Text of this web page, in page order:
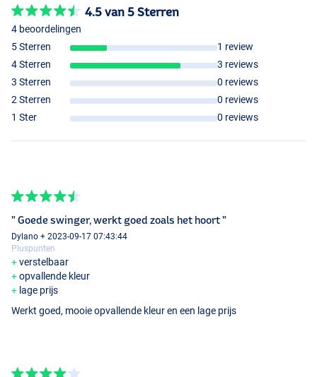
4.5 van 5 Sterren
4 beoordelingen
5 Sterren
1 review
4 Sterren
3 reviews
3 Sterren
0 reviews
2 Sterren
0 reviews
1 Ster
0 reviews
" Goede swinger, werkt goed zoals het hoort "
Dylano + 2023-09-17 07:43:44
Pluspunten
verstelbaar
opvallende kleur
lage prijs
Werkt goed, mooie opvallende kleur en een lage prijs